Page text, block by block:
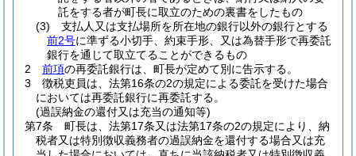
託をする者が町長に取立のための裏書をしたもの
(3)
支払人又は支払場所を所在地の銀行以外の銀行とする
前2号に準ずる小切手、約束手形、又は為替手形で再委託
銀行を通じて取立てることができるもの
2
前項の再委託銀行は、町長が定めて別に告示する。
3
徴税吏員は、法第16条の2の規定による委託を受けた場合
においては再委託銀行に再委託する。
(過誤納金の還付又は充当の通知等)
第7条
町長は、法第17条又は法第17条の2の規定により、納
税者又は特別徴収義務者の過誤納金を還付する場合又は充